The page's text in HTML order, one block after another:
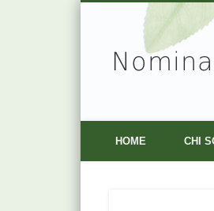
Vimeo
HOME CHI